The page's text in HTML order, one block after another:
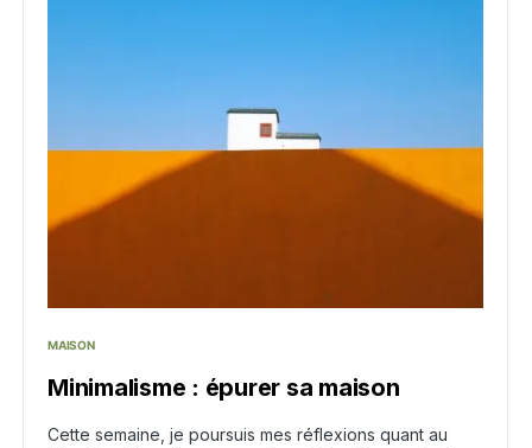
MAISON
Minimalisme : épurer sa maison
Cette semaine, je poursuis mes réflexions quant au